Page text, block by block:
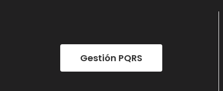
Gestión PQRS